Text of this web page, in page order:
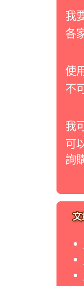
我
各
使
不
我
可
詢